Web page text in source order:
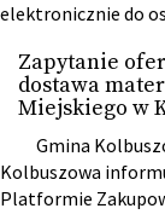
elektronicznie do
Zapytanie
dostawa
Miejskiego w
Gmina
Kolbuszowa
Platformie